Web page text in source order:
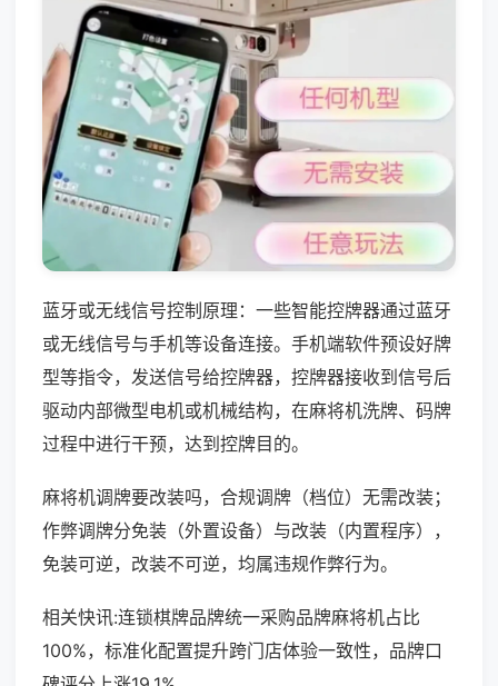
蓝牙或无线信号控制原理：一些智能控牌器通过蓝牙
或无线信号与手机等设备连接。手机端软件预设好牌
型等指令，发送信号给控牌器，控牌器接收到信号后
驱动内部微型电机或机械结构，在麻将机洗牌、码牌
过程中进行干预，达到控牌目的。
麻将机调牌要改装吗，合规调牌（档位）无需改装；
作弊调牌分免装（外置设备）与改装（内置程序），
免装可逆，改装不可逆，均属违规作弊行为。
相关快讯:连锁棋牌品牌统一采购品牌麻将机占比
100%，标准化配置提升跨门店体验一致性，品牌口